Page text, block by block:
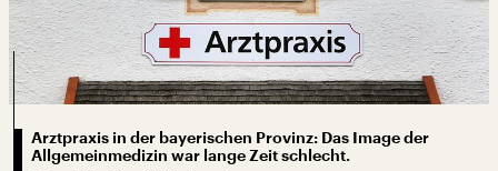
Arztpraxis in der bayerischen Provinz: Das Image der
Allgemeinmedizin war lange Zeit schlecht.